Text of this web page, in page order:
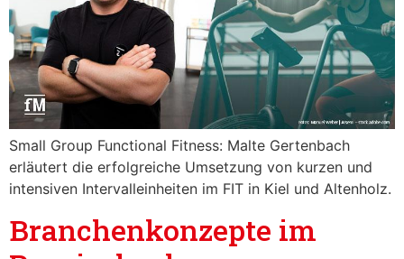
Small Group Functional Fitness: Malte Gertenbach
erläutert die erfolgreiche Umsetzung von kurzen und
intensiven Intervalleinheiten im FIT in Kiel und Altenholz.
Branchenkonzepte im